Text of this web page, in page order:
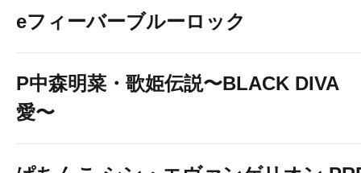
eフィーバーブルーロック
P中森明菜・歌姫伝説〜BLACK DIVA
愛〜